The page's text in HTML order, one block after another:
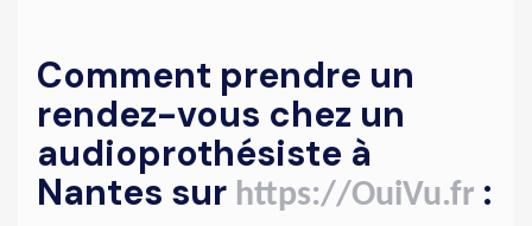
Comment prendre un
rendez-vous chez un
audioprothésiste à
Nantes sur https://OuiVu.fr :